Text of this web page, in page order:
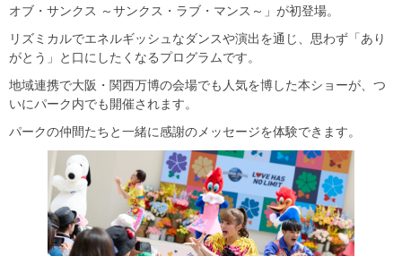
オブ・サンクス ～サンクス・ラブ・マンス～」が初登場。
リズミカルでエネルギッシュなダンスや演出を通じ、思わず「あり
がとう」と口にしたくなるプログラムです。
地域連携で大阪・関西万博の会場でも人気を博した本ショーが、つ
いにパーク内でも開催されます。
パークの仲間たちと一緒に感謝のメッセージを体験できます。